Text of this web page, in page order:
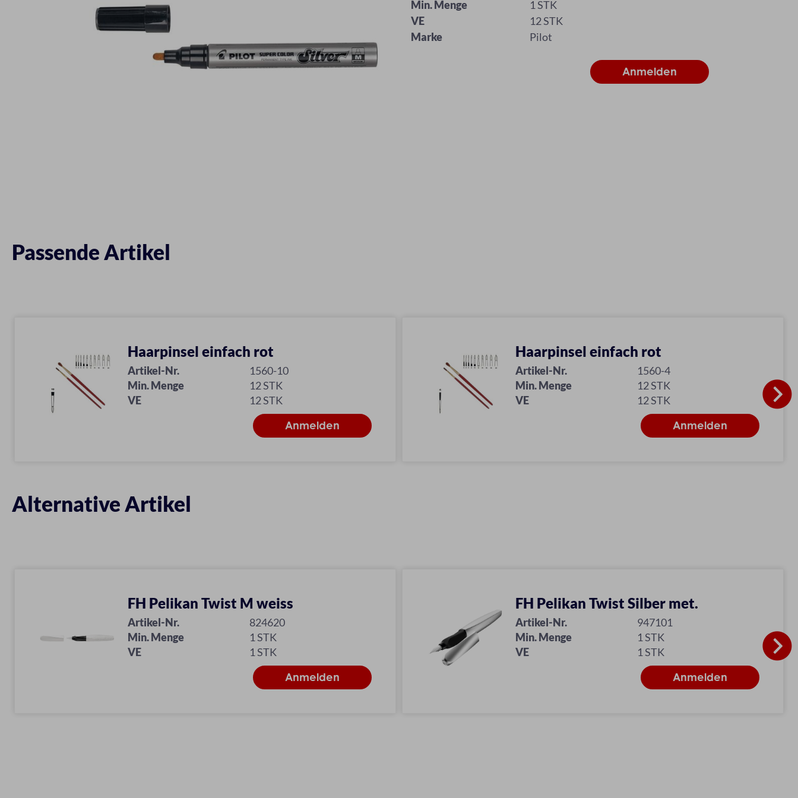
Min. Menge
1 STK
VE
12 STK
Marke
Pilot
Passende Artikel
Haarpinsel einfach rot
Artikel-Nr.
1560-10
Min. Menge
12 STK
VE
12 STK
Haarpinsel einfach rot
Artikel-Nr.
1560-4
Min. Menge
12 STK
VE
12 STK
Alternative Artikel
FH Pelikan Twist M weiss
Artikel-Nr.
824620
Min. Menge
1 STK
VE
1 STK
FH Pelikan Twist Silber met.
Artikel-Nr.
947101
Min. Menge
1 STK
VE
1 STK